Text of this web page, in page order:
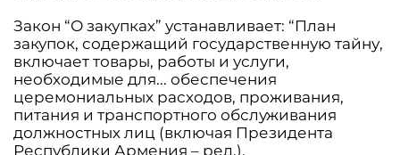
Закон “О закупках” устанавливает: “План
закупок, содержащий государственную тайну,
включает товары, работы и услуги,
необходимые для... обеспечения
церемониальных расходов, проживания,
питания и транспортного обслуживания
должностных лиц (включая Президента
Республики Армения – ред.),